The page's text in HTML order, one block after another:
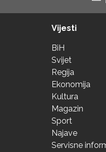
Vijesti
BiH
Svijet
Regija
Ekonomija
Kultura
Magazin
Sport
Najave
Servisne